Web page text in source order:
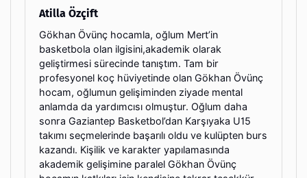
Atilla Özçift
Gökhan Övünç hocamla, oğlum Mert’in
basketbola olan ilgisini,akademik olarak
geliştirmesi sürecinde tanıştım. Tam bir
profesyonel koç hüviyetinde olan Gökhan Övünç
hocam, oğlumun gelişiminden ziyade mental
anlamda da yardımcısı olmuştur. Oğlum daha
sonra Gaziantep Basketbol’dan Karşıyaka U15
takımı seçmelerinde başarılı oldu ve kulüpten burs
kazandı. Kişilik ve karakter yapılamasında
akademik gelişimine paralel Gökhan Övünç